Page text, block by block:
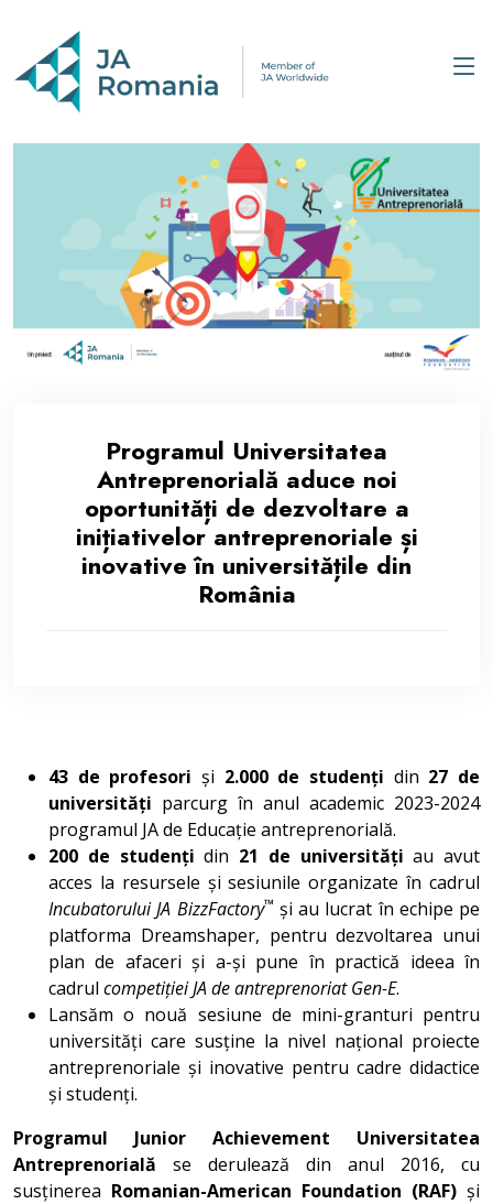
Programul Universitatea
Antreprenorială aduce noi
oportunități de dezvoltare a
inițiativelor antreprenoriale și
inovative în universitățile din
România
43 de profesori și 2.000 de studenți din 27 de
universități parcurg în anul academic 2023-2024
programul JA de Educație antreprenorială.
200 de studenți din 21 de universități au avut
acces la resursele și sesiunile organizate în cadrul
Incubatorului JA BizzFactory™ și au lucrat în echipe pe
platforma Dreamshaper, pentru dezvoltarea unui
plan de afaceri și a-și pune în practică ideea în
cadrul competiției JA de antreprenoriat Gen-E.
Lansăm o nouă sesiune de mini-granturi pentru
universități care susține la nivel național proiecte
antreprenoriale și inovative pentru cadre didactice
și studenți.
Programul Junior Achievement Universitatea
Antreprenorială se derulează din anul 2016, cu
susținerea Romanian-American Foundation (RAF) și